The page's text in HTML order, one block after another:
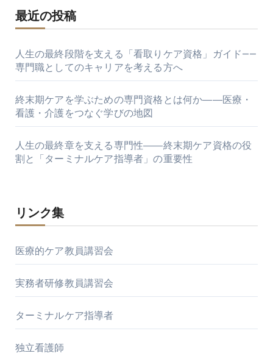
最近の投稿
人生の最終段階を支える「看取りケア資格」ガイド——
専門職としてのキャリアを考える方へ
終末期ケアを学ぶための専門資格とは何か――医療・
看護・介護をつなぐ学びの地図
人生の最終章を支える専門性――終末期ケア資格の役
割と「ターミナルケア指導者」の重要性
リンク集
医療的ケア教員講習会
実務者研修教員講習会
ターミナルケア指導者
独立看護師